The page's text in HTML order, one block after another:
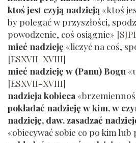
ktoś jest czyją nadzieją «ktoś
by polegać w przyszłości,
powodzenie, coś osiągnie» [
mieć nadzieję «liczyć na coś,
[ESXVII-XVIII]
mieć nadzieję w (Panu) Bogu
[ESXVII-XVIII]
nadzieja kobieca
pokładać nadzieję w kim, w
nadzieję, daw. zasadzać
«obiecywać sobie co po kim lub